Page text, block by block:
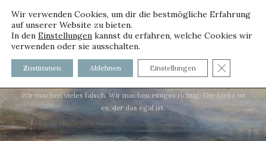
voller worte - mit und ohne
Innenfutter
Wir machen vieles falsch. Wir machen einiges richtig. Die Liebe ist
es, der das egal ist.
Wir verwenden Cookies, um dir die bestmögliche Erfahrung
auf unserer Website zu bieten.
In den Einstellungen kannst du erfahren, welche Cookies wir
verwenden oder sie ausschalten.
Zustimmen Ablehnen Einstellungen GDPR